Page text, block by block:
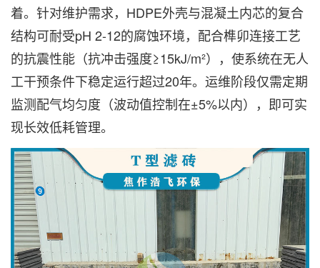
着。针对维护需求，HDPE外壳与混凝土内芯的复合
结构可耐受pH 2-12的腐蚀环境，配合榫卯连接工艺
的抗震性能（抗冲击强度≥15kJ/m²），使系统在无人
工干预条件下稳定运行超过20年。运维阶段仅需定期
监测配气均匀度（波动值控制在±5%以内），即可实
现长效低耗管理。